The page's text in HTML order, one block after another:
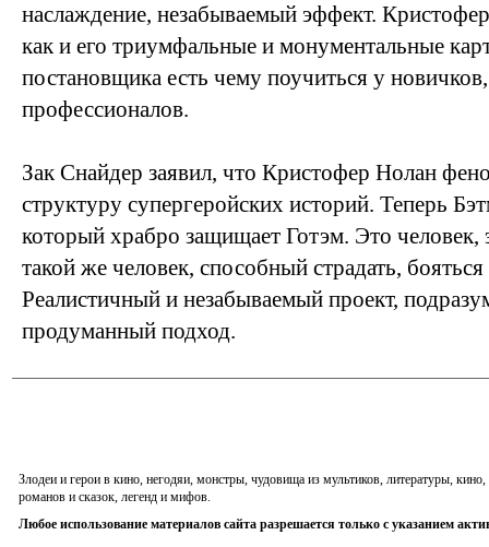
наслаждение, незабываемый эффект.
как и его триумфальные и монументальные
постановщика есть чему поучиться у
профессионалов.
Зак Снайдер заявил, что Кристофер Нолан
структуру супергеройских историй. Теперь
который храбро защищает Готэм. Это человек,
такой же человек, способный страдать,
Реалистичный и незабываемый проект,
продуманный подход.
Злодеи и герои в кино, негодяи, монстры, чудовища из мультиков, литературы,
романов и сказок, легенд и мифов.
Любое использование материалов сайта разрешается только с указанием